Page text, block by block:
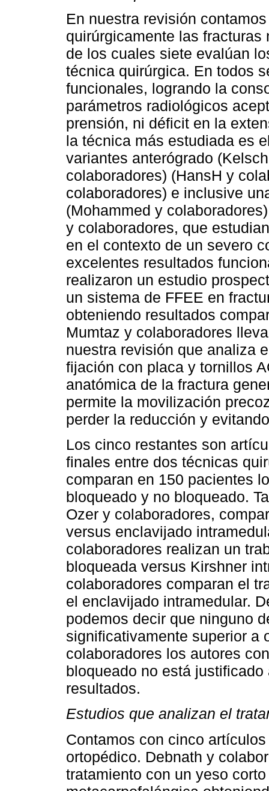
En nuestra revisión
quirúrgicamente las
de los cuales siete evalúan
técnica quirúrgica. En todos
funcionales, logrando la
parámetros radiológicos
prensión, ni déficit en la
la técnica más estudiada es
variantes anterógrado
colaboradores) (HansH y
colaboradores) e inclusive
(Mohammed y
y colaboradores, que
en el contexto de un severo
excelentes resultados
realizaron un estudio
un sistema de FFEE en
obteniendo resultados
Mumtaz y colaboradores
nuestra revisión que analiza
fijación con placa y tornillos
anatómica de la fractura
permite la movilización
perder la reducción y
Los cinco restantes son
finales entre dos técnicas
comparan en 150 pacientes
bloqueado y no bloqueado.
Ozer y colaboradores,
versus enclavijado
colaboradores realizan un
bloqueada versus Kirshner
colaboradores comparan el
el enclavijado intramedular.
podemos decir que ninguno
significativamente superior a
colaboradores los autores
bloqueado no está
resultados.
Estudios que analizan el
Contamos con cinco
ortopédico. Debnath y
tratamiento con un yeso